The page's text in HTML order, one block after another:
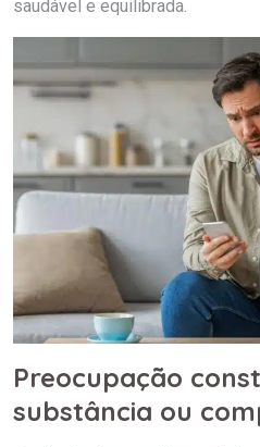
saudável e equilibrada.
Preocupação
substância ou